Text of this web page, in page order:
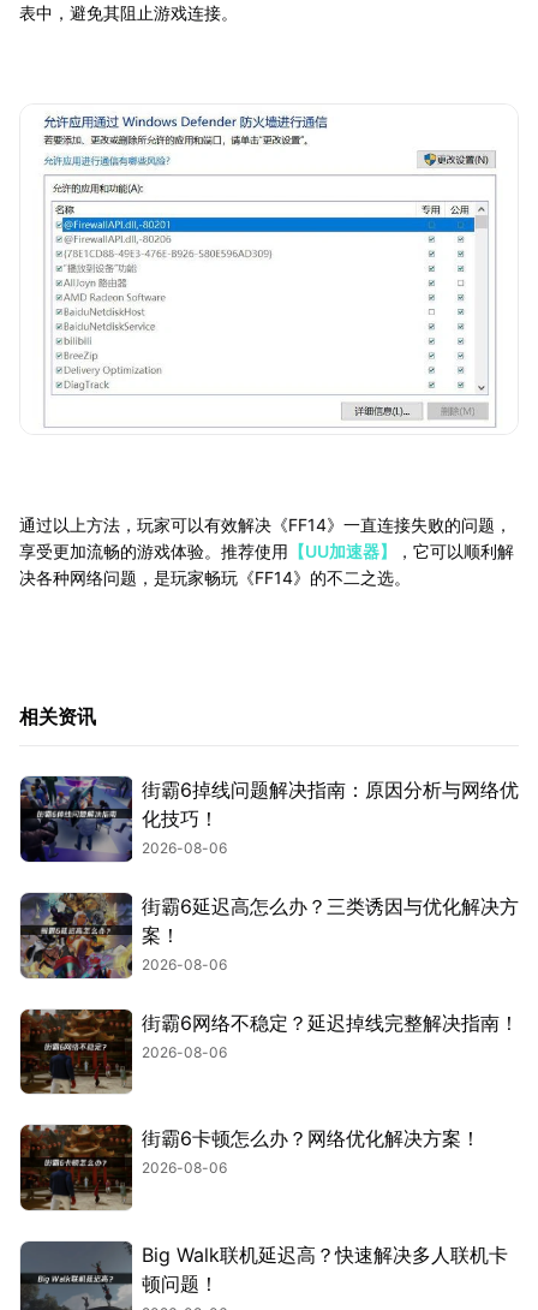
表中，避免其阻止游戏连接。
通过以上方法，玩家可以有效解决《FF14》一直连接失败的问题，
享受更加流畅的游戏体验。推荐使用 【UU加速器】
，它可以顺利解
决各种网络问题，是玩家畅玩《FF14》的不二之选。
相关资讯
街霸6掉线问题解决指南：原因分析与网络优
化技巧！
2026-08-06
街霸6延迟高怎么办？三类诱因与优化解决方
案！
2026-08-06
街霸6网络不稳定？延迟掉线完整解决指南！
2026-08-06
街霸6卡顿怎么办？网络优化解决方案！
2026-08-06
Big Walk联机延迟高？快速解决多人联机卡
顿问题！